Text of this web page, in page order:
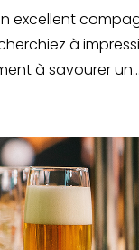
excellent
à
à savourer un…